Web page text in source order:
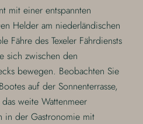
mit einer entspannten
Helder am niederländischen
Fähre des Texeler Fährdiensts
sich zwischen den
bewegen. Beobachten Sie
auf der Sonnenterrasse,
weite Wattenmeer
in der Gastronomie mit